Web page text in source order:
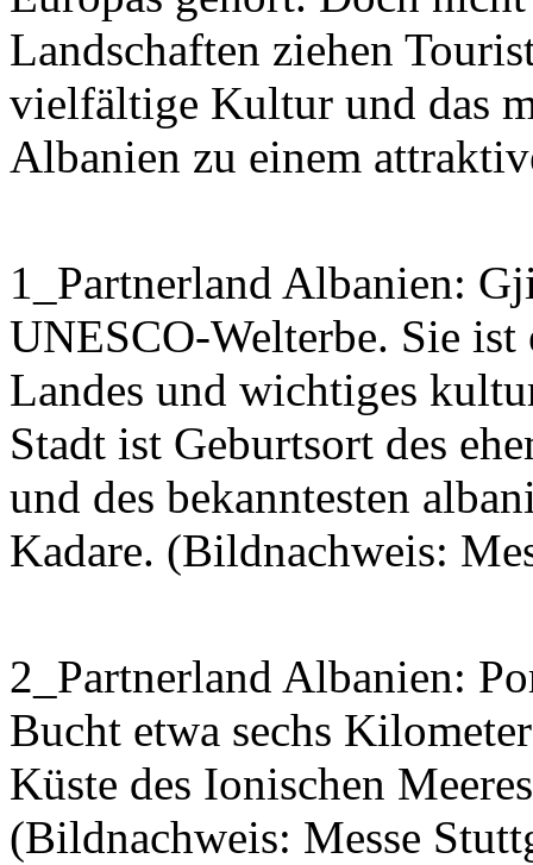
Landschaften ziehen
vielfältige Kultur und das
Albanien zu einem
1_Partnerland Albanien:
UNESCO-Welterbe. Sie ist
Landes und wichtiges
Stadt ist Geburtsort des
und des bekanntesten
Kadare. (Bildnachweis:
2_Partnerland Albanien:
Bucht etwa sechs
Küste des Ionischen
(Bildnachweis: Messe